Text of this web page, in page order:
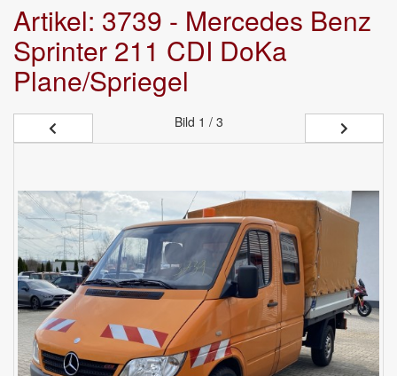
Artikel: 3739 - Mercedes Benz
Sprinter 211 CDI DoKa
Plane/Spriegel
Bild 1 / 3